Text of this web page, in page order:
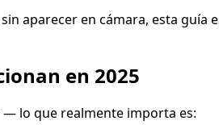
aparecer en cámara, esta
en 2025
— lo que realmente importa es: